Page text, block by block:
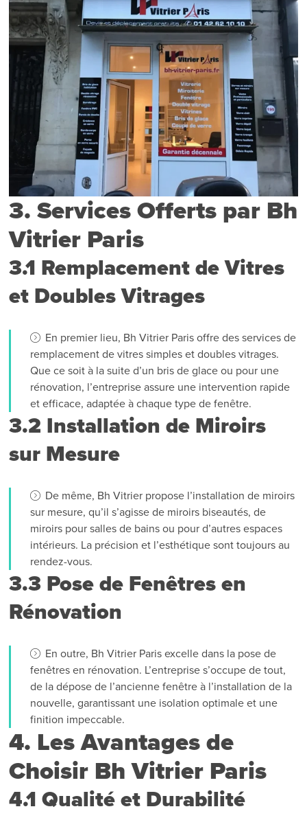
3. Services Offerts par Bh
Vitrier Paris
3.1 Remplacement de Vitres
et Doubles Vitrages
En premier lieu, Bh Vitrier Paris offre des services de
remplacement de vitres simples et doubles vitrages.
Que ce soit à la suite d’un bris de glace ou pour une
rénovation, l’entreprise assure une intervention rapide
et efficace, adaptée à chaque type de fenêtre.
3.2 Installation de Miroirs
sur Mesure
De même, Bh Vitrier propose l’installation de miroirs
sur mesure, qu’il s’agisse de miroirs biseautés, de
miroirs pour salles de bains ou pour d’autres espaces
intérieurs. La précision et l’esthétique sont toujours au
rendez-vous.
3.3 Pose de Fenêtres en
Rénovation
En outre, Bh Vitrier Paris excelle dans la pose de
fenêtres en rénovation. L’entreprise s’occupe de tout,
de la dépose de l’ancienne fenêtre à l’installation de la
nouvelle, garantissant une isolation optimale et une
finition impeccable.
4. Les Avantages de
Choisir Bh Vitrier Paris
4.1 Qualité et Durabilité